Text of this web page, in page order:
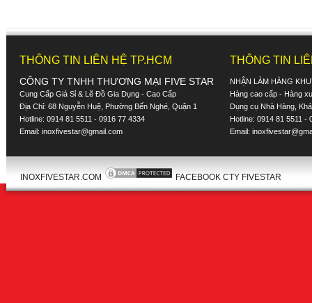
THÔNG TIN LIÊN HỆ TP.HCM
CÔNG TY TNHH THƯƠNG MẠI FIVE STAR
Cung Cấp Giá Sỉ & Lẽ Đồ Gia Dụng - Cao Cấp
Địa Chỉ: 68 Nguyễn Huệ, Phường Bến Nghé, Quận 1
Hotline: 0914 81 5511 - 0916 77 4334
Email: inoxfivestar@gmail.com
THÔNG TIN
NHẬN LÀM HÀNG
Hàng cao cấp - Hàng
Dụng cụ Nhà Hàng,
Hotline: 0914 81 5511 -
Email:
INOXFIVESTAR.COM FACEBOOK CTY FIVESTAR